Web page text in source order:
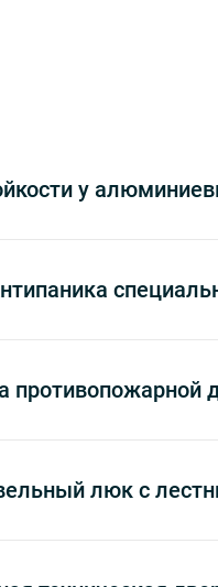
у
противопожарной
люк с